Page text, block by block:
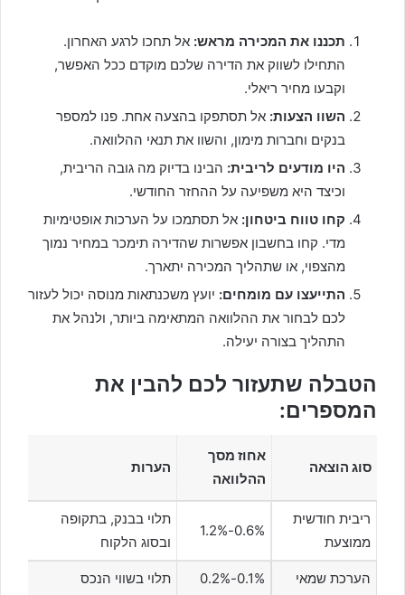
תכננו את המכירה מראש: אל תחכו לרגע האחרון.
התחילו לשווק את הדירה שלכם מוקדם ככל האפשר,
וקבעו מחיר ריאלי.
השוו הצעות: אל תסתפקו בהצעה אחת. פנו למספר
בנקים וחברות מימון, והשוו את תנאי ההלוואה.
היו מודעים לריבית: הבינו בדיוק מה גובה הריבית,
וכיצד היא משפיעה על ההחזר החודשי.
קחו טווח ביטחון: אל תסתמכו על הערכות אופטימיות
מדי. קחו בחשבון אפשרות שהדירה תימכר במחיר נמוך
מהצפוי, או שתהליך המכירה יתארך.
התייעצו עם מומחים: יועץ משכנתאות מנוסה יכול לעזור
לכם לבחור את ההלוואה המתאימה ביותר, ולנהל את
התהליך בצורה יעילה.
הטבלה שתעזור לכם להבין את
המספרים:
סוג הוצאה
אחוז מסך
ההלוואה
הערות
ריבית חודשית
ממוצעת
0.6%-1.2%
תלוי בבנק, בתקופה
ובסוג הלקוח
הערכת שמאי 0.1%-0.2% תלוי בשווי הנכס